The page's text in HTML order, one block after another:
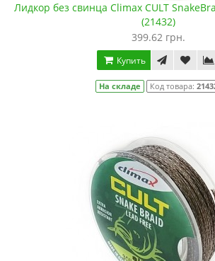
Лидкор без свинца Climax CULT
(21432)
399.62 грн.
Купить
На складе Код товара: